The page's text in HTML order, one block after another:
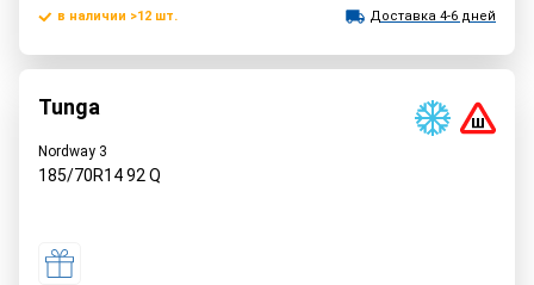
в наличии >12 шт. Доставка 4-6 дней
Tunga
Nordway 3
185/70R1492 Q